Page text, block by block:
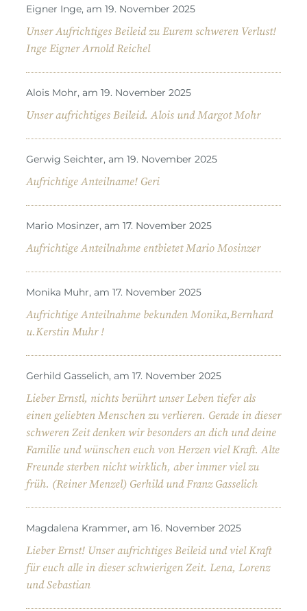
Eigner Inge, am 19. November 2025
Unser Aufrichtiges Beileid zu Eurem schweren Verlust!
Inge Eigner Arnold Reichel
Alois Mohr, am 19. November 2025
Unser aufrichtiges Beileid. Alois und Margot Mohr
Gerwig Seichter, am 19. November 2025
Aufrichtige Anteilname! Geri
Mario Mosinzer, am 17. November 2025
Aufrichtige Anteilnahme entbietet Mario Mosinzer
Monika Muhr, am 17. November 2025
Aufrichtige Anteilnahme bekunden Monika,Bernhard
u.Kerstin Muhr !
Gerhild Gasselich, am 17. November 2025
Lieber Ernstl, nichts berührt unser Leben tiefer als
einen geliebten Menschen zu verlieren. Gerade in dieser
schweren Zeit denken wir besonders an dich und deine
Familie und wünschen euch von Herzen viel Kraft. Alte
Freunde sterben nicht wirklich, aber immer viel zu
früh. (Reiner Menzel) Gerhild und Franz Gasselich
Magdalena Krammer, am 16. November 2025
Lieber Ernst! Unser aufrichtiges Beileid und viel Kraft
für euch alle in dieser schwierigen Zeit. Lena, Lorenz
und Sebastian